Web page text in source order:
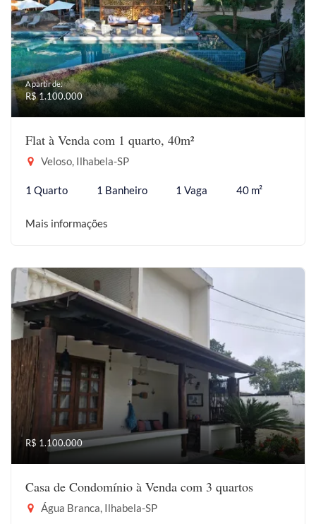
A partir de:
R$ 1.100.000
Flat à Venda com 1 quarto, 40m²
Veloso, Ilhabela-SP
1 Quarto 1 Banheiro 1 Vaga 40 m²
Mais informações
R$ 1.100.000
Casa de Condomínio à Venda com 3 quartos
Água Branca, Ilhabela-SP